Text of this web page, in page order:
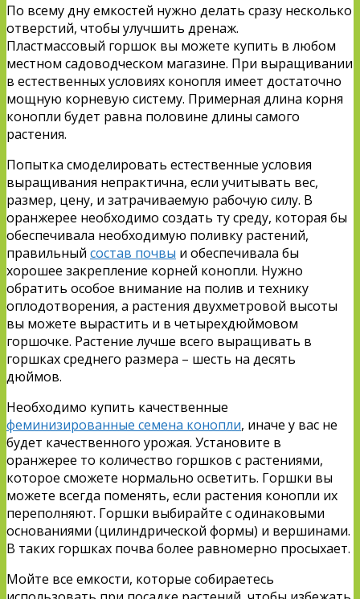
По всему дну емкостей нужно делать сразу несколько
отверстий, чтобы улучшить дренаж.
Пластмассовый горшок вы можете купить в любом
местном садоводческом магазине. При выращивании
в естественных условиях конопля имеет достаточно
мощную корневую систему. Примерная длина корня
конопли будет равна половине длины самого
растения.
Попытка смоделировать естественные условия
выращивания непрактична, если учитывать вес,
размер, цену, и затрачиваемую рабочую силу. В
оранжерее необходимо создать ту среду, которая бы
обеспечивала необходимую поливку растений,
правильный состав почвы и обеспечивала бы
хорошее закрепление корней конопли. Нужно
обратить особое внимание на полив и технику
оплодотворения, а растения двухметровой высоты
вы можете вырастить и в четырехдюймовом
горшочке. Растение лучше всего выращивать в
горшках среднего размера – шесть на десять
дюймов.
Необходимо купить качественные
феминизированные семена конопли, иначе у вас не
будет качественного урожая. Установите в
оранжерее то количество горшков с растениями,
которое сможете нормально осветить. Горшки вы
можете всегда поменять, если растения конопли их
переполняют. Горшки выбирайте с одинаковыми
основаниями (цилиндрической формы) и вершинами.
В таких горшках почва более равномерно просыхает.
Мойте все емкости, которые собираетесь